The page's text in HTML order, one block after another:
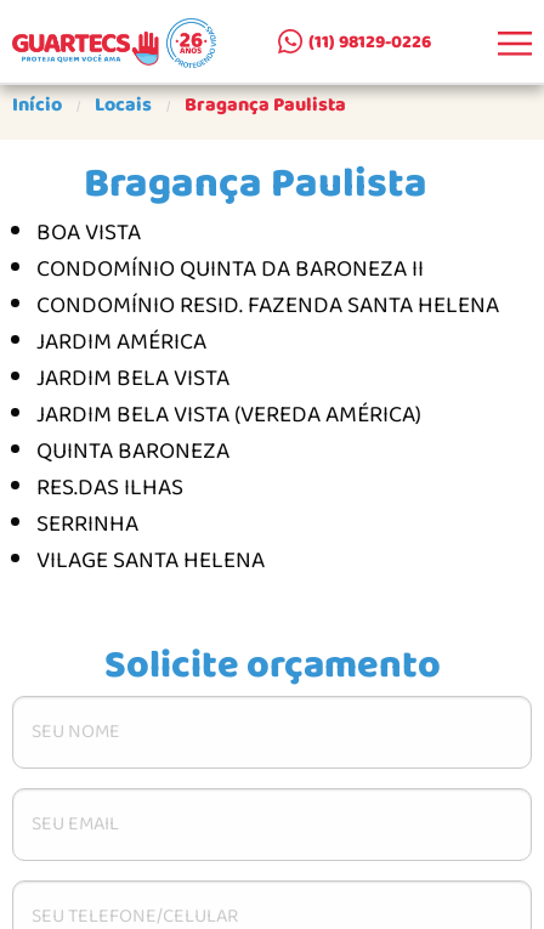
(11) 98129-0226
EMPRESA
SEJA UM PARCEIRO
PRODUTOS
CERCAS REMOVÍVEIS AR E A+A
CERCA DE SUPERFÍCIE AS
PORTÕES PARA CERCAS
PORTÕES PARA ESCADAS
COMO COMPRAR
GALERIA
CARACTERÍSTICAS
Início Locais Bragança Paulista
Bragança Paulista
BOA VISTA
CONDOMÍNIO QUINTA DA BARONEZA II
CONDOMÍNIO RESID. FAZENDA SANTA HELENA
JARDIM AMÉRICA
JARDIM BELA VISTA
JARDIM BELA VISTA (VEREDA AMÉRICA)
QUINTA BARONEZA
RES.DAS ILHAS
SERRINHA
VILAGE SANTA HELENA
Solicite orçamento